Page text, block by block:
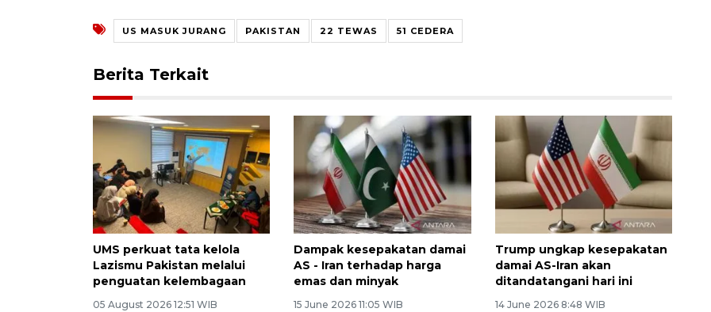
US MASUK JURANG PAKISTAN 22 TEWAS 51 CEDERA
Berita Terkait
UMS perkuat tata kelola
Lazismu Pakistan melalui
penguatan kelembagaan
05 August 2026 12:51 WIB
Dampak kesepakatan damai
AS - Iran terhadap harga
emas dan minyak
15 June 2026 11:05 WIB
Trump ungkap kesepakatan
damai AS-Iran akan
ditandatangani hari ini
14 June 2026 8:48 WIB